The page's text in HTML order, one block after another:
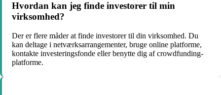
Hvordan kan jeg finde investorer til min
virksomhed?
Der er flere måder at finde investorer til din virksomhed. Du
kan deltage i netværksarrangementer, bruge online platforme,
kontakte investeringsfonde eller benytte dig af crowdfunding-
platforme.